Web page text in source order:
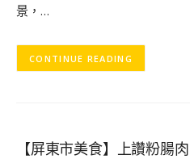
景，…
CONTINUE READING
【屏東市美食】上讚粉腸